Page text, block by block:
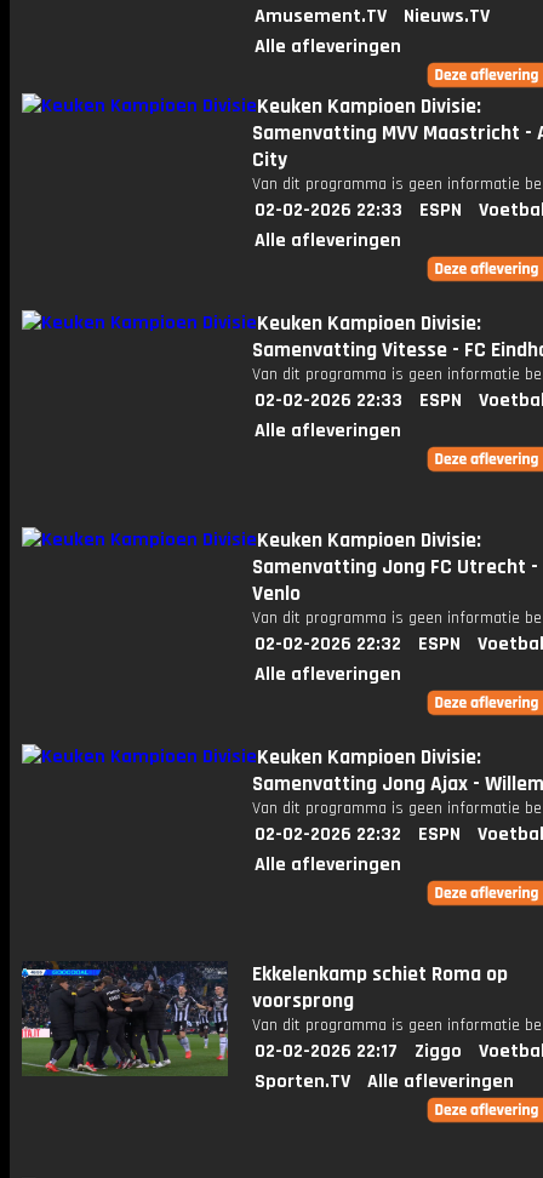
Amusement.TV
Nieuws.TV
Alle afleveringen
Keuken Kampioen Divisie:
Samenvatting MVV Maastricht -
City
Van dit programma is geen informatie
02-02-2026 22:33 ESPN
Alle afleveringen
Keuken Kampioen Divisie:
Samenvatting Vitesse - FC
Van dit programma is geen informatie
02-02-2026 22:33 ESPN
Alle afleveringen
Keuken Kampioen Divisie:
Samenvatting Jong FC Utrecht -
Venlo
Van dit programma is geen informatie
02-02-2026 22:32 ESPN
Alle afleveringen
Keuken Kampioen Divisie:
Samenvatting Jong Ajax -
Van dit programma is geen informatie
02-02-2026 22:32 ESPN
Alle afleveringen
Ekkelenkamp schiet Roma op
voorsprong
Van dit programma is geen informatie
02-02-2026 22:17 Ziggo
Sporten.TV
Alle afleveringen